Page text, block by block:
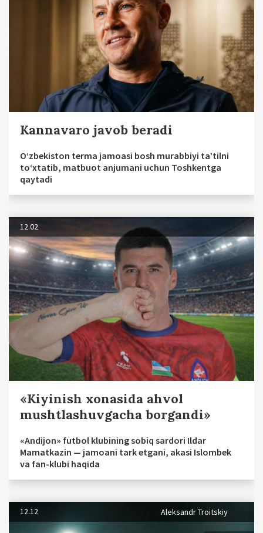
Kannavaro javob beradi
O‘zbekiston terma jamoasi bosh murabbiyi ta’tilni
to‘xtatib, matbuot anjumani uchun Toshkentga
qaytadi
12.02
«Kiyinish xonasida ahvol
mushtlashuvgacha borgandi»
«Andijon» futbol klubining sobiq sardori Ildar
Mamatkazin — jamoani tark etgani, akasi Islombek
va fan-klubi haqida
12.12 Aleksandr Troitskiy